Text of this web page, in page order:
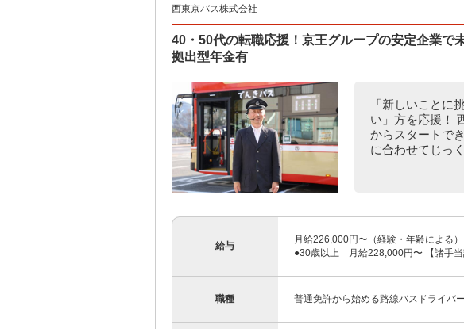
西東京バス株式会社
40・50代の転職応援！京王グループの安定企業で
拠出型年金有
「新しいことに
い」方を応援！
からスタートで
に合わせてじっ
給与
月給226,000円〜（経験・年齢による
●30歳以上 月給228,000円〜 【諸手
職種 普通免許から始める路線バスドライバー